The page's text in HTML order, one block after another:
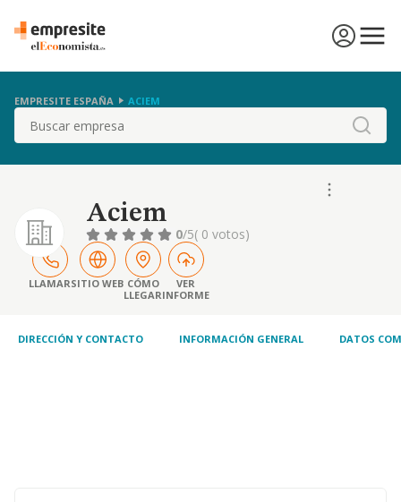
EMPRESITE ESPAÑA ACIEM
Buscar
Aciem
0/5( 0 votos)
LLAMARSITIO WEB CÓMO
LLEGAR
VER
INFORME
DIRECCIÓN Y CONTACTO INFORMACIÓN GENERAL DATOS